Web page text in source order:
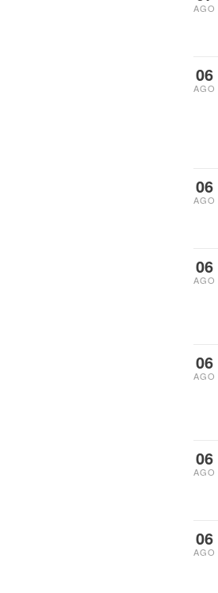
AGO
06
AGO
06
AGO
06
AGO
06
AGO
06
AGO
06
AGO